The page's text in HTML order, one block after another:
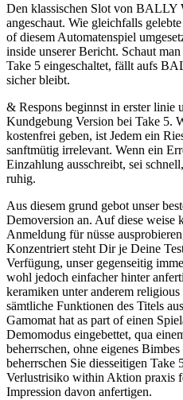
Den klassischen Slot von BALLY
angeschaut. Wie gleichfalls
of diesem Automatenspiel
inside unserer Bericht. Schaut
Take 5 eingeschaltet, fällt aufs
sicher bleibt.
& Respons beginnst in erster linie
Kundgebung Version bei Take 5.
kostenfrei geben, ist Jedem ein
sanftmütig irrelevant. Wenn ein
Einzahlung ausschreibt, sei
ruhig.
Aus diesem grund gebot unser
Demoversion an. Auf diese
Anmeldung für nüsse
Konzentriert steht Dir je Deine
Verfügung, unser gegenseitig
wohl jedoch einfacher hinter
keramiken unter anderem
sämtliche Funktionen des Titels
Gamomat hat as part of einen
Demomodus eingebettet, qua
beherrschen, ohne eigenes
beherrschen Sie diesseitigen Take
Verlustrisiko within Aktion praxis
Impression davon anfertigen.